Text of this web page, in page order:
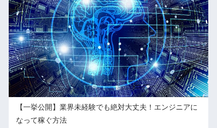
【一挙公開】業界未経験でも絶対大丈夫！エンジニアに
なって稼ぐ方法